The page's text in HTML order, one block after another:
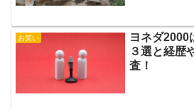
お笑い
ヨネダ2000
３選と経歴
査！